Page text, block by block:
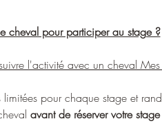
cheval pour participer au stage ?
l'activité avec un cheval Mes
limitées pour chaque stage et
avant de réserver votre